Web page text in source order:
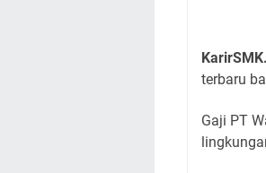
terbaru
Gaji PT